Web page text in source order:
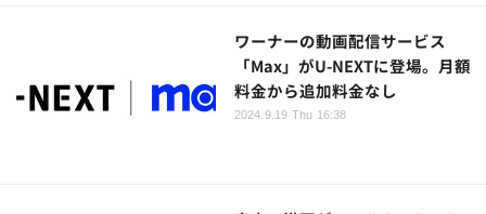
ワーナーの動画配信サービス
「Max」がU-NEXTに登場。月額
料金から追加料金なし
2024.9.19 Thu 16:38